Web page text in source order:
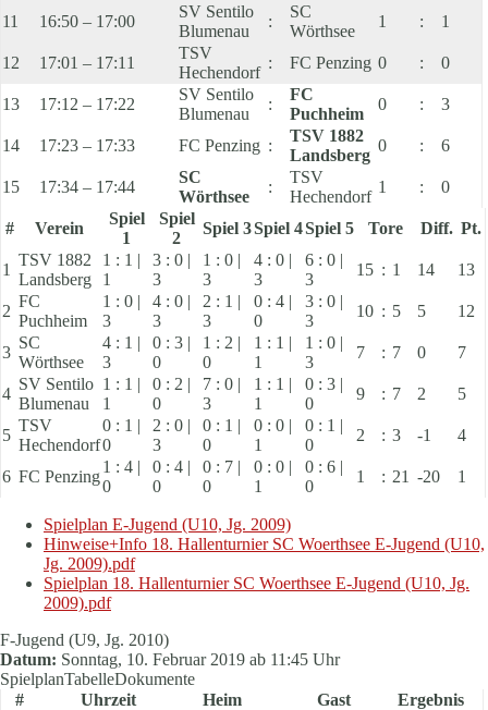
11 16:50 – 17:00
SV Sentilo
Blumenau
:
SC
Wörthsee
1 : 1
12 17:01 – 17:11
TSV
Hechendorf
: FC Penzing 0 : 0
13 17:12 – 17:22
SV Sentilo
Blumenau
:
FC
Puchheim
0 : 3
14 17:23 – 17:33 FC Penzing :
TSV 1882
Landsberg
0 : 6
15 17:34 – 17:44
SC
Wörthsee
:
TSV
Hechendorf
1 : 0
# Verein
Spiel
1
Spiel
2
Spiel 3Spiel 4Spiel 5 Tore Diff. Pt.
1
TSV 1882
Landsberg
1 : 1 |
1
3 : 0 |
3
1 : 0 |
3
4 : 0 |
3
6 : 0 |
3
15 : 1 14 13
2
FC
Puchheim
1 : 0 |
3
4 : 0 |
3
2 : 1 |
3
0 : 4 |
0
3 : 0 |
3
10 : 5 5 12
3
SC
Wörthsee
4 : 1 |
3
0 : 3 |
0
1 : 2 |
0
1 : 1 |
1
1 : 0 |
3
7 : 7 0 7
4
SV Sentilo
Blumenau
1 : 1 |
1
0 : 2 |
0
7 : 0 |
3
1 : 1 |
1
0 : 3 |
0
9 : 7 2 5
5
TSV
Hechendorf
0 : 1 |
0
2 : 0 |
3
0 : 1 |
0
0 : 0 |
1
0 : 1 |
0
2 : 3 -1 4
6 FC Penzing
1 : 4 |
0
0 : 4 |
0
0 : 7 |
0
0 : 0 |
1
0 : 6 |
0
1 : 21 -20 1
Spielplan E-Jugend (U10, Jg. 2009)
Hinweise+Info 18. Hallenturnier SC Woerthsee E-Jugend (U10,
Jg. 2009).pdf
Spielplan 18. Hallenturnier SC Woerthsee E-Jugend (U10, Jg.
2009).pdf
F-Jugend (U9, Jg. 2010)
Datum: Sonntag, 10. Februar 2019 ab 11:45 Uhr
SpielplanTabelleDokumente
#
Uhrzeit Heim Gast
Ergebnis